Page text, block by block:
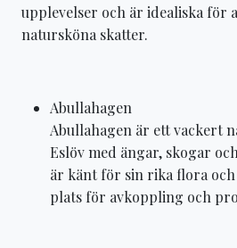
upplevelser och är idealiska för
natursköna skatter.
Abullahagen
Abullahagen är ett vackert
Eslöv med ängar, skogar
är känt för sin rika flora och
plats för avkoppling och